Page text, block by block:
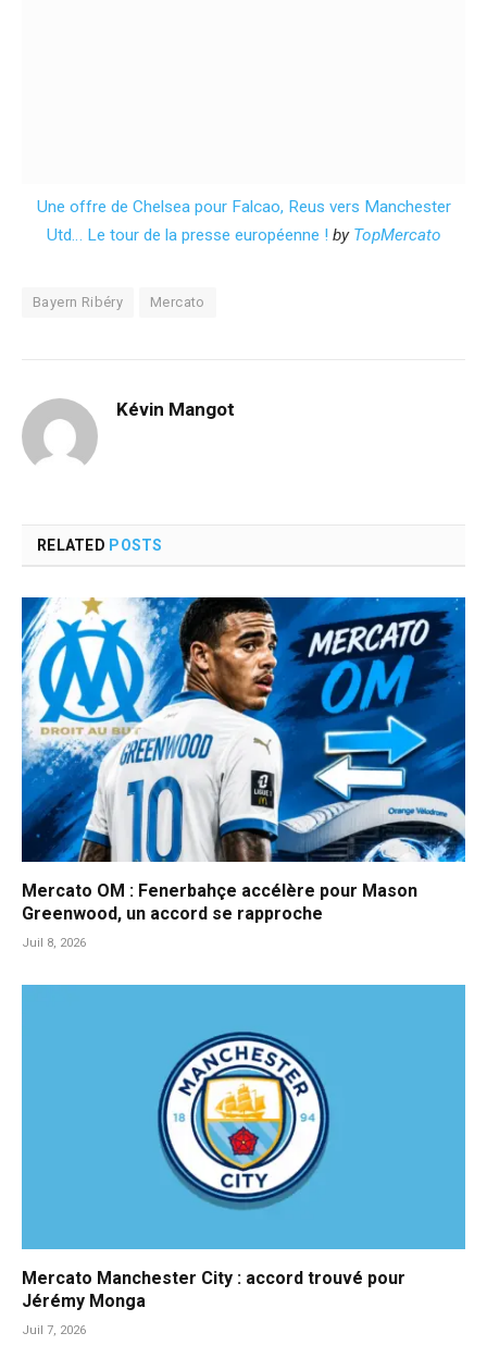
Une offre de Chelsea pour Falcao, Reus vers Manchester
Utd… Le tour de la presse européenne ! by TopMercato
Bayern Ribéry Mercato
Kévin Mangot
RELATED POSTS
Mercato OM : Fenerbahçe accélère pour Mason
Greenwood, un accord se rapproche
Juil 8, 2026
Mercato Manchester City : accord trouvé pour
Jérémy Monga
Juil 7, 2026